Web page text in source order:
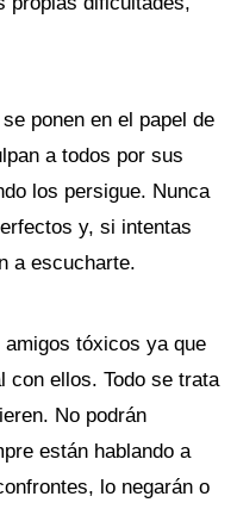
ponen en el papel de
a todos por sus
los persigue. Nunca
y, si intentas
a escucharte.
tóxicos ya que
con ellos. Todo se trata
No podrán
están hablando a
lo negarán o